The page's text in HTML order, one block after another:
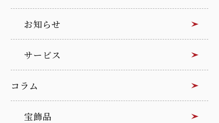
お知らせ
サービス
コラム
宝飾品